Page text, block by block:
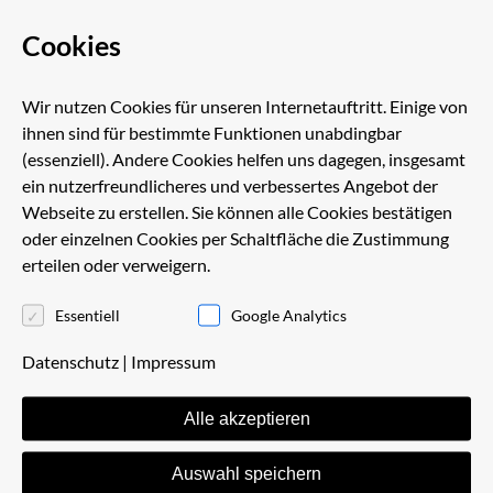
DIE DRITTE GENERATION
Nachdem man zwei Jahre harte Arbeit investiert und
die Kapazität auf 22 Mitarbeiter und 11 Fahrzeuge
ausgebaut hat, übernimmt Ahrndt Schütz die Leitung
der Firma Heinrich Schwertransporte in Dresden. Er
führt den Betrieb erfolgreich weiter und entwickelt sich
Cookies
Wir nutzen Cookies für unseren Internetauftritt. Einige von
ihnen sind für bestimmte Funktionen unabdingbar
(essenziell). Andere Cookies helfen uns dagegen, insgesamt
ein nutzerfreundlicheres und verbessertes Angebot der
Webseite zu erstellen. Sie können alle Cookies bestätigen
oder einzelnen Cookies per Schaltfläche die Zustimmung
erteilen oder verweigern.
Essentiell Google Analytics
Datenschutz | Impressum
Alle akzeptieren
Auswahl speichern